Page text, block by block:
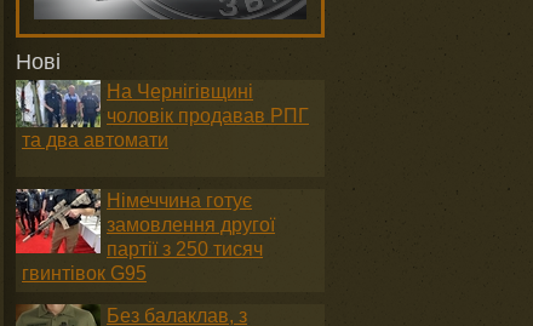
Нові
На Чернігівщині
чоловік продавав РПГ
та два автомати
Німеччина готує
замовлення другої
партії з 250 тисяч
гвинтівок G95
Без балаклав, з